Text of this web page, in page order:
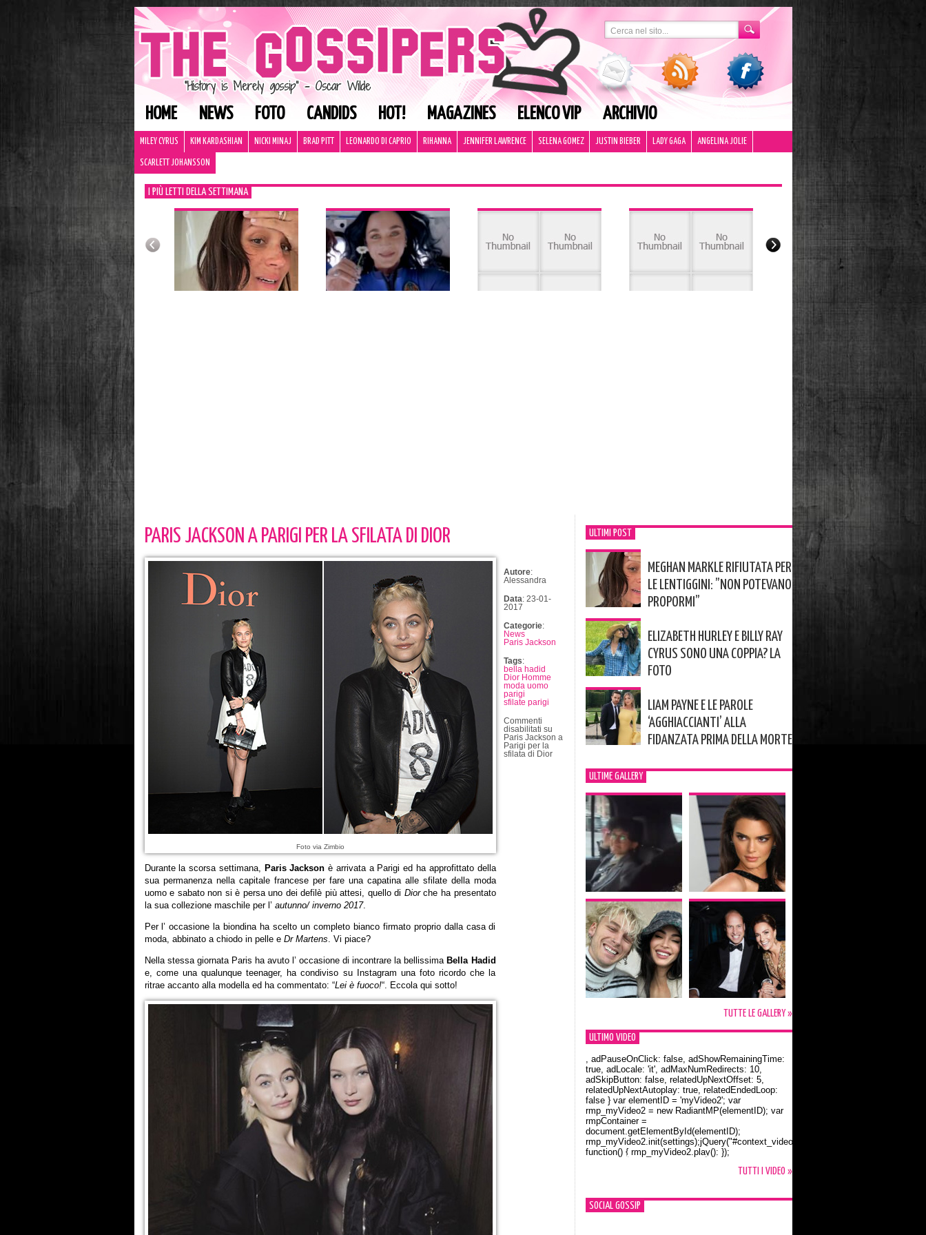
HOME NEWS FOTO CANDIDS HOT! MAGAZINES ELENCO VIP ARCHIVIO
MILEY CYRUS KIM KARDASHIAN NICKI MINAJ BRAD PITT LEONARDO DI CAPRIO RIHANNA JENNIFER LAWRENCE SELENA GOMEZ JUSTIN BIEBER LADY GAGA ANGELINA JOLIE
SCARLETT JOHANSSON
I PIÙ LETTI DELLA SETTIMANA
PARIS JACKSON A PARIGI PER LA SFILATA DI DIOR
Foto via Zimbio
Durante la scorsa settimana, Paris Jackson è arrivata a Parigi ed ha approfittato della
sua permanenza nella capitale francese per fare una capatina alle sfilate della moda
uomo e sabato non si è persa uno dei defilè più attesi, quello di Diorche ha presentato
la sua collezione maschile per l’ autunno/ inverno 2017.
Per l’ occasione la biondina ha scelto un completo bianco firmato proprio dalla casa di
moda, abbinato a chiodo in pelle e Dr Martens. Vi piace?
Nella stessa giornata Paris ha avuto l’ occasione di incontrare la bellissima Bella Hadid
e, come una qualunque teenager, ha condiviso su Instagram una foto ricordo che la
ritrae accanto alla modella ed ha commentato: “Lei è fuoco!“. Eccola qui sotto!
Autore:
Alessandra
Data: 23-01-
2017
Categorie:
News
Paris Jackson
Tags:
bella hadid
Dior Homme
moda uomo
parigi
sfilate parigi
Commenti
disabilitati su
Paris Jackson a
Parigi per la
sfilata di Dior
ULTIMI POST
MEGHAN MARKLE RIFIUTATA PER
LE LENTIGGINI: ”NON POTEVANO
PROPORMI”
ELIZABETH HURLEY E BILLY RAY
CYRUS SONO UNA COPPIA? LA
FOTO
LIAM PAYNE E LE PAROLE
‘AGGHIACCIANTI’ ALLA
FIDANZATA PRIMA DELLA MORTE
ULTIME GALLERY
TUTTE LE GALLERY »
ULTIMO VIDEO
Orlando Bloom e la t-shirt dedicata a Flynn
, adPauseOnClick: false, adShowRemainingTime:
true, adLocale: 'it', adMaxNumRedirects: 10,
adSkipButton: false, relatedUpNextOffset: 5,
relatedUpNextAutoplay: true, relatedEndedLoop:
false } var elementID = 'myVideo2'; var
rmp_myVideo2 = new RadiantMP(elementID); var
rmpContainer =
document.getElementById(elementID);
rmp_myVideo2.init(settings);jQuery("#context_video2").one("mouseover",
function() { rmp_myVideo2.play(); });
TUTTI I VIDEO »
SOCIAL GOSSIP